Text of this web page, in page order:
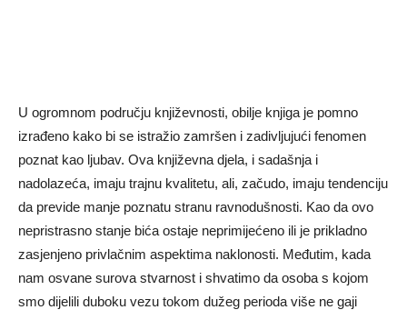
U ogromnom području književnosti, obilje knjiga je pomno
izrađeno kako bi se istražio zamršen i zadivljujući fenomen
poznat kao ljubav. Ova književna djela, i sadašnja i
nadolazeća, imaju trajnu kvalitetu, ali, začudo, imaju tendenciju
da previde manje poznatu stranu ravnodušnosti. Kao da ovo
nepristrasno stanje bića ostaje neprimijećeno ili je prikladno
zasjenjeno privlačnim aspektima naklonosti. Međutim, kada
nam osvane surova stvarnost i shvatimo da osoba s kojom
smo dijelili duboku vezu tokom dužeg perioda više ne gaji